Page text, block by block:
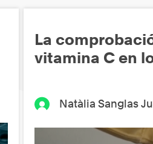
La
vitamina C en
Natàlia Sanglas